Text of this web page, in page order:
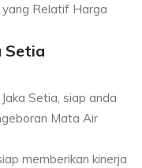
Relatif Harga
Setia
Setia, siap anda
Mata Air
memberikan kinerja